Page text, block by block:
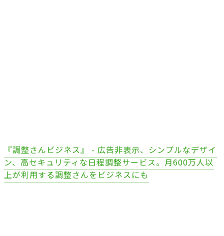
『調整さんビジネス』 - 広告非表示、シンプルなデザイ
ン、高セキュリティな日程調整サービス。月600万人以
上が利用する調整さんをビジネスにも